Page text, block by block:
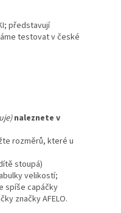
představují
testovat v české
naleznete v
rozměrů, které u
stoupá)
velikostí;
spíše capáčky
značky AFELO.